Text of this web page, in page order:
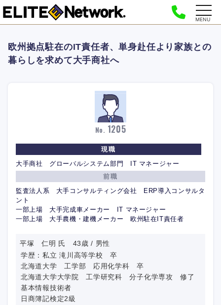
MENU
欧州拠点駐在のIT責任者、単身赴任より家族との
暮らしを求めて大手商社へ
No. 1205
現職
大手商社 グローバルシステム部門 IT マネージャー
前職
監査法人系 大手コンサルティング会社 ERP導入コンサルタ
ント
一部上場 大手完成車メーカー IT マネージャー
一部上場 大手農機・建機メーカー 欧州駐在IT責任者
平塚 仁明 氏 43歳 / 男性
学歴：私立 滝川高等学校 卒
北海道大学 工学部 応用化学科 卒
北海道大学大学院 工学研究科 分子化学専攻 修了
基本情報技術者
日商簿記検定2級